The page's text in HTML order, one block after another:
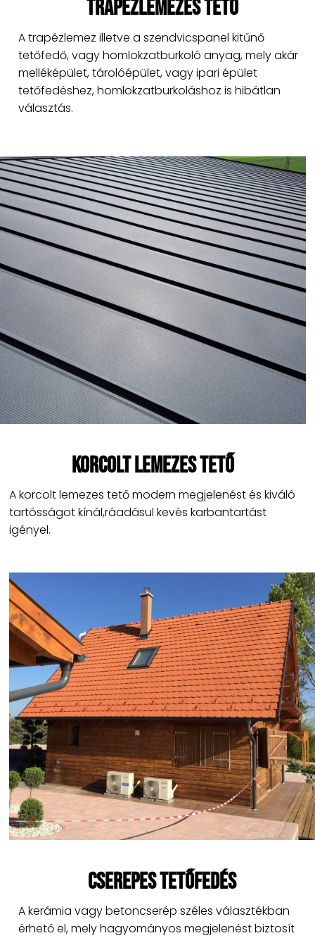
Trapézlemezes tető​
A trapézlemez illetve a szendvicspanel kitűnő
tetőfedő, vagy homlokzatburkoló anyag, mely akár
melléképület, tárolóépület, vagy ipari épület
tetőfedéshez, homlokzatburkoláshoz is hibátlan
választás.​
Korcolt lemezes tető
A korcolt lemezes tető modern megjelenést és kiváló
tartósságot kínál,ráadásul kevés karbantartást
igényel.​
Cserepes tetőfedés
A kerámia vagy betoncserép széles választékban
érhető el, mely hagyományos megjelenést biztosít